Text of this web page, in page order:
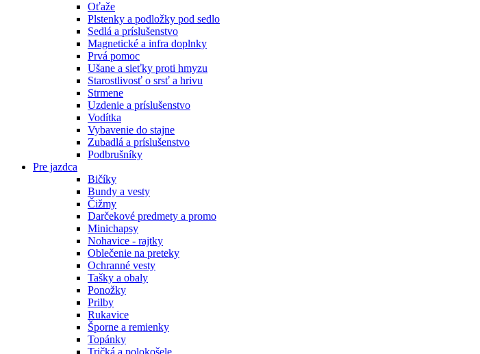
Oťaže
Plstenky a podložky pod sedlo
Sedlá a príslušenstvo
Magnetické a infra doplnky
Prvá pomoc
Ušane a sieťky proti hmyzu
Starostlivosť o srsť a hrivu
Strmene
Uzdenie a príslušenstvo
Vodítka
Vybavenie do stajne
Zubadlá a príslušenstvo
Podbrušníky
Pre jazdca
Bičíky
Bundy a vesty
Čižmy
Darčekové predmety a promo
Minichapsy
Nohavice - rajtky
Oblečenie na preteky
Ochranné vesty
Tašky a obaly
Ponožky
Prilby
Rukavice
Šporne a remienky
Topánky
Tričká a polokošele